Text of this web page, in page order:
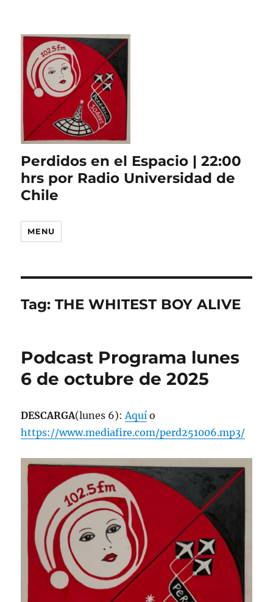
Perdidos en el Espacio | 22:00
hrs por Radio Universidad de
Chile
MENU
Tag:THE WHITEST BOY ALIVE
Podcast Programa lunes
6 de octubre de 2025
DESCARGA(lunes 6):Aquí o
https://www.mediafire.com/perd251006.mp3/